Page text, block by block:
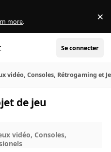
more. ×
Se connecter
vidéo, Consoles, Rétrogaming et
de jeu
vidéo, Consoles,